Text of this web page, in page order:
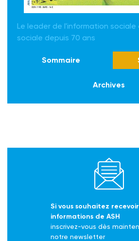
Le leader de l'information
sociale depuis 70 ans
Sommaire
Archives
Si vous souhaitez
informations de ASH
inscrivez-vous dès
notre newsletter